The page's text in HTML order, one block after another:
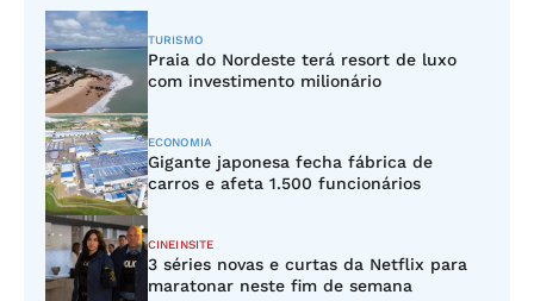
TURISMO
Praia do Nordeste terá resort de luxo
com investimento milionário
ECONOMIA
Gigante japonesa fecha fábrica de
carros e afeta 1.500 funcionários
CINEINSITE
3 séries novas e curtas da Netflix para
maratonar neste fim de semana